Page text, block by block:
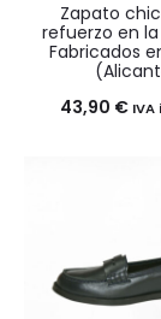
Zapato
refuerzo en
Fabricados
43,90 €